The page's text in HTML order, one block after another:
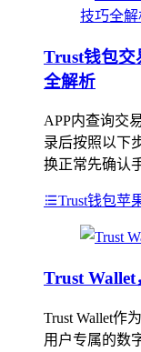
Trust钱包交
全解析
APP内查询交
录后按照以下
换正常先确认
Trust钱包苹
Trust Wallet
Trust Wallet作
用户专属的数